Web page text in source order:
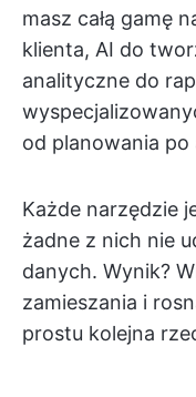
masz całą gamę
klienta, AI do
analityczne do
od planowania
Każde narzędzie
żadne z nich nie
danych. Wynik?
zamieszania i
prostu kolejna